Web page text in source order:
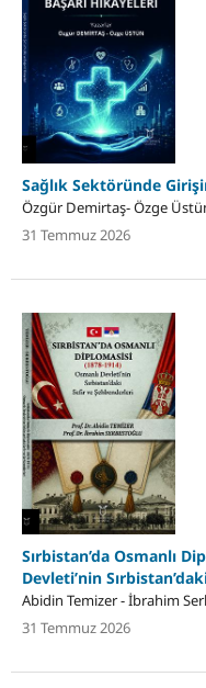
Sağlık Sektöründe
Özgür Demirtaş- Özge
31 Temmuz 2026
Sırbistan’da Osmanlı
Devleti’nin
Abidin Temizer - İbrahim
31 Temmuz 2026